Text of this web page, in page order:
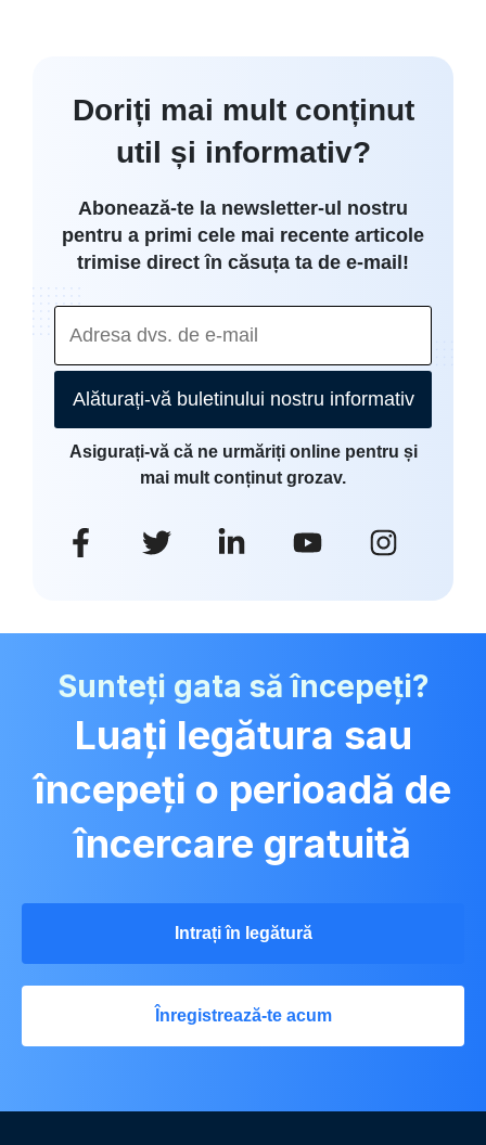
Doriți mai mult conținut
util și informativ?
Abonează-te la newsletter-ul nostru
pentru a primi cele mai recente articole
trimise direct în căsuța ta de e-mail!
Alăturați-vă buletinului nostru informativ
Asigurați-vă că ne urmăriți online pentru și
mai mult conținut grozav.
Sunteți gata să începeți?
Luați legătura sau
începeți o perioadă de
încercare gratuită
Intrați în legătură
Înregistrează-te acum